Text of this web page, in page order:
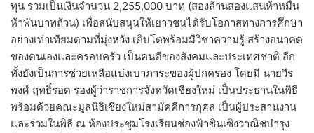
ทุน รวมเป็นเงินจำนวน 2,255,000 บาท (สองล้านสองแสนห้าหมื่น
ห้าพันบาทถ้วน) เพื่อสนับสนุนให้เยาวชนได้รับโอกาสทางการศึกษา
อย่างเท่าเทียมตามที่มุ่งหวัง เติบโตพร้อมมีวิชาความรู้ สร้างอนาคต
ของตนเองและครอบครัว เป็นคนดีของสังคมและประเทศชาติ อีก
ทั้งยังเป็นการช่วยเหลือแบ่งเบาภาระของผู้ปกครอง โดยมี นายวีร
พงศ์ ฤทธิ์รอด รองผู้ว่าราชการจังหวัดเชียงใหม่ เป็นประธานในพิธี
พร้อมด้วยคณะมูลนิธิเชียงใหม่สามัคคีการกุศล เป็นผู้ประสานงาน
และร่วมในพิธี ณ ห้องประชุมโรงเรียนช่องฟ้าซินเซิงวาณิชบํารุง